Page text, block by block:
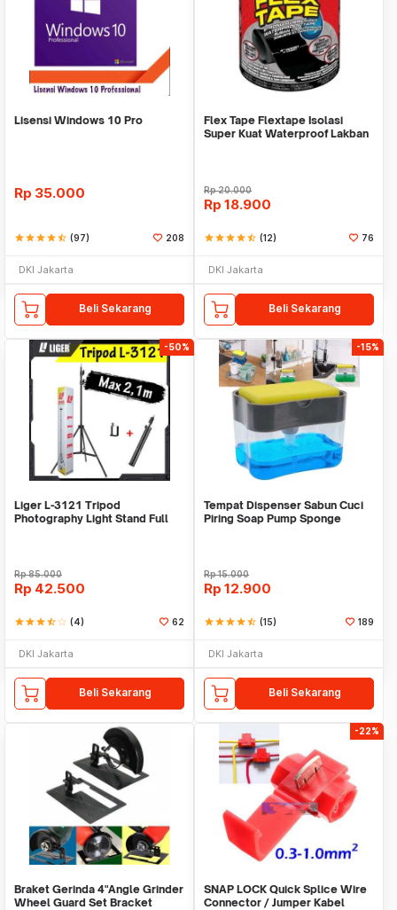
Lisensi Windows 10 Pro
Rp 35.000
starstarstarstarstar_half (97) 208
DKI Jakarta
Beli Sekarang
Flex Tape Flextape Isolasi
Super Kuat Waterproof Lakban
Rp20.000
Rp 18.900
starstarstarstarstar_half (12) 76
DKI Jakarta
Beli Sekarang
-50%
Liger L-3121 Tripod
Photography Light Stand Full
Rp85.000
Rp 42.500
starstarstarstar_halfstar_border (4) 62
DKI Jakarta
Beli Sekarang
-15%
Tempat Dispenser Sabun Cuci
Piring Soap Pump Sponge
Rp15.000
Rp 12.900
starstarstarstarstar_half (15) 189
DKI Jakarta
Beli Sekarang
Braket Gerinda 4"Angle Grinder
Wheel Guard Set Bracket
-22%
SNAP LOCK Quick Splice Wire
Connector / Jumper Kabel